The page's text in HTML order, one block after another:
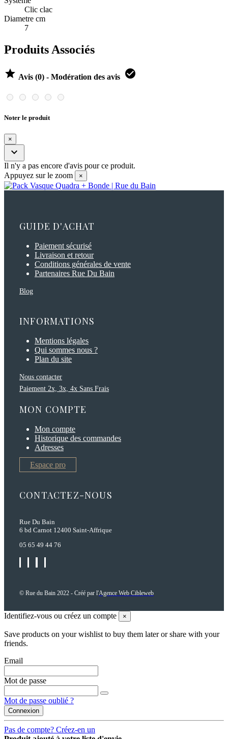
Clic clac
Diametre cm
7
Produits Associés
 Avis (0) - Modération des avis 
Noter le produit
×

Il n'y a pas encore d'avis pour ce produit.
Appuyez sur le zoom
×
GUIDE D'ACHAT
Paiement sécurisé
Livraison et retour
Conditions générales de vente
Partenaires Rue Du Bain
Blog
INFORMATIONS
Mentions légales
Qui sommes nous ?
Plan du site
Nous contacter
Paiement 2x, 3x, 4x Sans Frais
MON COMPTE
Mon compte
Historique des commandes
Adresses
Espace pro
CONTACTEZ-NOUS
Rue Du Bain
6 bd Carnot 12400 Saint-Affrique
05 65 49 44 76
© Rue du Bain 2022 - Créé par l'Agence Web Cibleweb
Identifiez-vous ou créez un compte ×
Save products on your wishlist to buy them later or share with your
friends.
Email
Mot de passe
Mot de passe oublié ?
Connexion
Pas de compte? Créez-en un